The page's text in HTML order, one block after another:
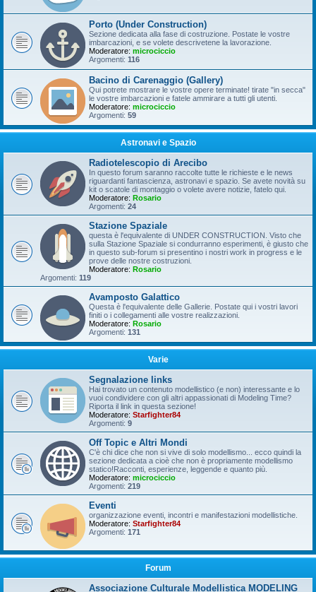
Porto (Under Construction)
Sezione dedicata alla fase di costruzione. Postate le vostre
imbarcazioni, e se volete descrivetene la lavorazione.
Moderatore: microciccio
Argomenti: 116
Bacino di Carenaggio (Gallery)
Qui potrete mostrare le vostre opere terminate! tirate "in secca"
le vostre imbarcazioni e fatele ammirare a tutti gli utenti.
Moderatore: microciccio
Argomenti: 59
Astronavi e Spazio
Radiotelescopio di Arecibo
In questo forum saranno raccolte tutte le richieste e le news
riguardanti fantascienza, astronavi e spazio. Se avete novità su
kit o scatole di montaggio o volete avere notizie, fatelo qui.
Moderatore: Rosario
Argomenti: 24
Stazione Spaziale
questa è l'equivalente di UNDER CONSTRUCTION. Visto che
sulla Stazione Spaziale si condurranno esperimenti, è giusto che
in questo sub-forum si presentino i nostri work in progress e le
prove delle nostre costruzioni.
Moderatore: Rosario
Argomenti: 119
Avamposto Galattico
Questa è l'equivalente delle Gallerie. Postate qui i vostri lavori
finiti o i collegamenti alle vostre realizzazioni.
Moderatore: Rosario
Argomenti: 131
Varie
Segnalazione links
Hai trovato un contenuto modellistico (e non) interessante e lo
vuoi condividere con gli altri appassionati di Modeling Time?
Riporta il link in questa sezione!
Moderatore: Starfighter84
Argomenti: 9
Off Topic e Altri Mondi
C'è chi dice che non si vive di solo modellismo... ecco quindi la
sezione dedicata a cioè che non è propriamente modellismo
statico!Racconti, esperienze, leggende e quanto più.
Moderatore: microciccio
Argomenti: 219
Eventi
organizzazione eventi, incontri e manifestazioni modellistiche.
Moderatore: Starfighter84
Argomenti: 171
Forum
Associazione Culturale Modellistica MODELING